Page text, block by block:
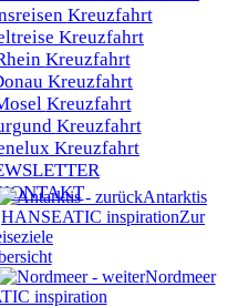
Kreuzfahrt
Kreuzfahrt
Kreuzfahrt
Kreuzfahrt
Kreuzfahrt
Kreuzfahrt
Kreuzfahrt
Antarktis
HANSEATIC inspirationZur
Nordmeer
inspiration